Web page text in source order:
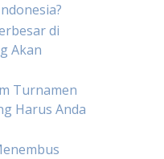
di
Akan
Turnamen
Harus Anda